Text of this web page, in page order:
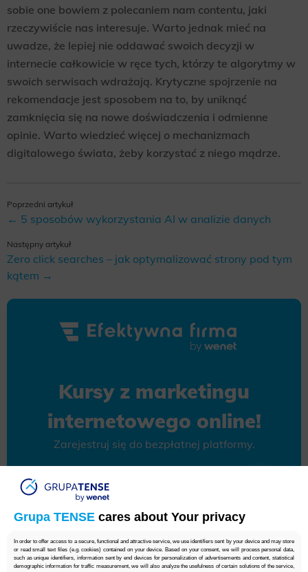
Grupa TENSE cares about Your privacy
In order to offer access to a secure, functional and attractive service, we use identifiers sent by your device and may store
or read small text files (e.g. cookies) contained on your device. Based on your consent, we will process personal data,
such as unique identifiers, information sent by end devices for personalization of advertisements and content, statistical
demographic information for traffic measurement, we will also analyze the usefulness of certain solutions of the service,
sobie one bowiem z polecaniem nam contentu, jaki
rzeczywiście nas interesuje. Warto jednak mieć na
uwadze, że lepiej nie oddawać swoich decyzji w
internecie całkowicie w ręce tych, którzy te algorytmy w
swoich serwisach wdrażają. Krytyczne spojrzenie na
rekomendacje jest sposobem na to, by uniknąć
zamknięcia się na nowe doświadczenia i odmienne
opinie. Warto wiedzieć więcej o mechanizmach
digitalowego świata, żeby korzystać z niego mądrze.
Poprzedni artykuł
← 5 sposobów wykorzystania AI w analizie danych
Następny artykuł
Zero click searches – jak optymalizować strony pod tym
kątem →
Kursy z marketingu
internetowego online!
Zarejestruj się do bezpłatnej platformy.
Korzystam bezpłatnie